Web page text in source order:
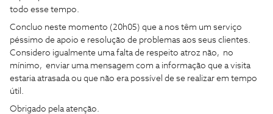
todo esse tempo.
Concluo neste momento (20h05) que a nos têm um serviço
péssimo de apoio e resolução de problemas aos seus clientes.
Considero igualmente uma falta de respeito atroz não, no
mínimo, enviar uma mensagem com a informação que a visita
estaria atrasada ou que não era possível de se realizar em tempo
útil.
Obrigado pela atenção.